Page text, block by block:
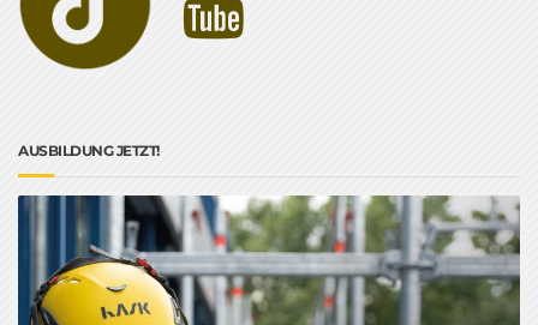
AUSBILDUNG JETZT!